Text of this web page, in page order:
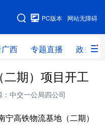
网站无障碍
PC版本
西 专题直播 政务信
专题直播 政务信息
期）项目开工
：中交一公局四公司
高铁物流基地（二期）